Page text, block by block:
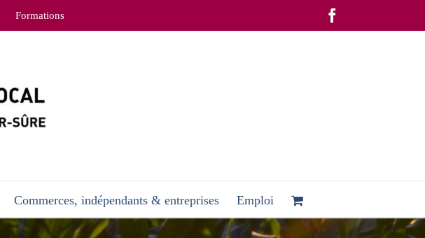
Formations
Commerces, indépendants & entreprises Emploi